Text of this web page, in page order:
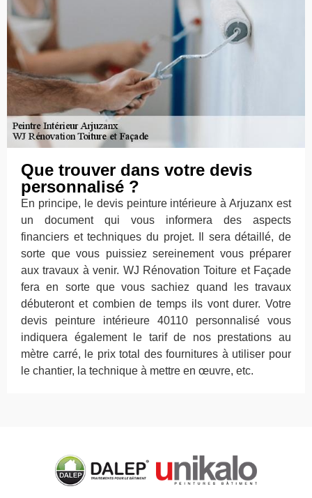
Que trouver dans votre devis
personnalisé ?
En principe, le devis peinture intérieure à Arjuzanx est
un document qui vous informera des aspects
financiers et techniques du projet. Il sera détaillé, de
sorte que vous puissiez sereinement vous préparer
aux travaux à venir. WJ Rénovation Toiture et Façade
fera en sorte que vous sachiez quand les travaux
débuteront et combien de temps ils vont durer. Votre
devis peinture intérieure 40110 personnalisé vous
indiquera également le tarif de nos prestations au
mètre carré, le prix total des fournitures à utiliser pour
le chantier, la technique à mettre en œuvre, etc.